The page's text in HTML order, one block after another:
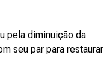
pela diminuição da
seu par para restaurar